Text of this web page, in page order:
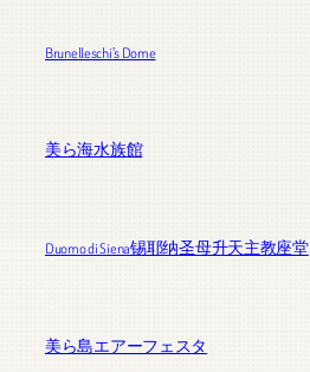
Brunelleschi’s Dome
美ら海水族館
Duomo di Siena锡耶纳圣母升天主教座堂
美ら島エアーフェスタ